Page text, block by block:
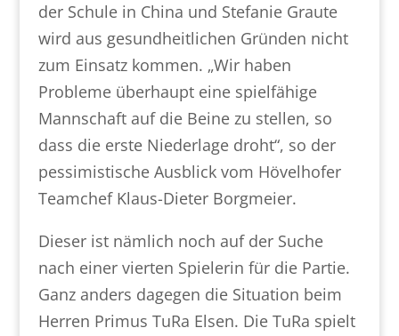
der Schule in China und Stefanie Graute
wird aus gesundheitlichen Gründen nicht
zum Einsatz kommen. „Wir haben
Probleme überhaupt eine spielfähige
Mannschaft auf die Beine zu stellen, so
dass die erste Niederlage droht“, so der
pessimistische Ausblick vom Hövelhofer
Teamchef Klaus-Dieter Borgmeier.
Dieser ist nämlich noch auf der Suche
nach einer vierten Spielerin für die Partie.
Ganz anders dagegen die Situation beim
Herren Primus TuRa Elsen. Die TuRa spielt